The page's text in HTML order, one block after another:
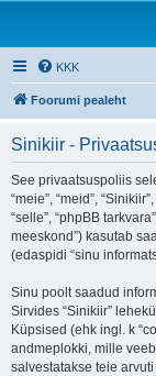
KKK
Foorumi pealeht
Sinikiir -
See privaatsuspoliis
“meie”, “meid”,
“selle”, “phpBB
meeskond”) kasutab
(edaspidi “sinu
Sinu poolt saadud
Sirvides “Sinikiir”
Küpsised (ehk ingl. k
andmeplokki, mille
salvestatakse teie